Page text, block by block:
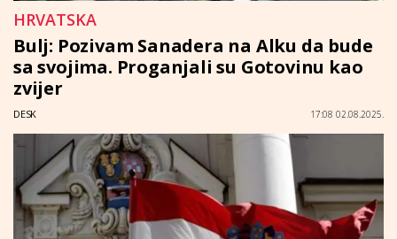
HRVATSKA
Bulj: Pozivam Sanadera na Alku da bude
sa svojima. Proganjali su Gotovinu kao
zvijer
DESK 17:08 02.08.2025.